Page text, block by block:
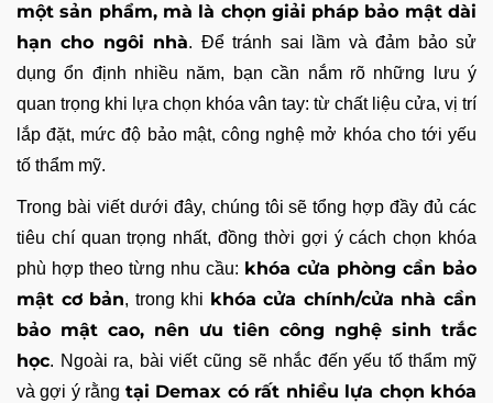
một sản phẩm, mà là chọn giải pháp bảo mật dài
hạn cho ngôi nhà. Để tránh sai lầm và đảm bảo sử
dụng ổn định nhiều năm, bạn cần nắm rõ những lưu ý
quan trọng khi lựa chọn khóa vân tay: từ chất liệu cửa, vị trí
lắp đặt, mức độ bảo mật, công nghệ mở khóa cho tới yếu
tố thẩm mỹ.
Trong bài viết dưới đây, chúng tôi sẽ tổng hợp đầy đủ các
tiêu chí quan trọng nhất, đồng thời gợi ý cách chọn khóa
phù hợp theo từng nhu cầu: khóa cửa phòng cần bảo
mật cơ bản, trong khi khóa cửa chính/cửa nhà cần
bảo mật cao, nên ưu tiên công nghệ sinh trắc
học. Ngoài ra, bài viết cũng sẽ nhắc đến yếu tố thẩm mỹ
và gợi ý rằng tại Demax có rất nhiều lựa chọn khóa